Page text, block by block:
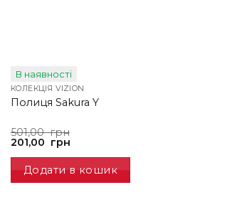
В наявності
КОЛЕКЦІЯ VIZION
Полиця Sakura Y
501,00грн
Оригінальна
ціна:
501,00
грн.
201,00 грн
Поточна
ціна:
201,00
грн.
Додати в кошик